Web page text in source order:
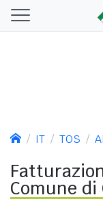
IT TOS
Comune di